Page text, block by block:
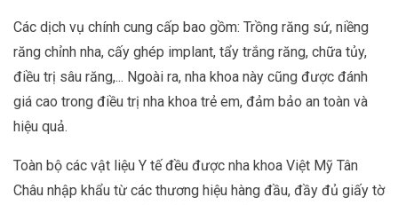
Các dịch vụ chính cung cấp bao gồm: Trồng răng sứ, niềng
răng chỉnh nha, cấy ghép implant, tẩy trắng răng, chữa tủy,
điều trị sâu răng,... Ngoài ra, nha khoa này cũng được đánh
giá cao trong điều trị nha khoa trẻ em, đảm bảo an toàn và
hiệu quả.
Toàn bộ các vật liệu Y tế đều được nha khoa Việt Mỹ Tân
Châu nhập khẩu từ các thương hiệu hàng đầu, đầy đủ giấy tờ